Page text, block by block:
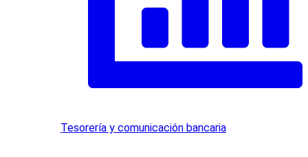
Tesorería y comunicación bancaria